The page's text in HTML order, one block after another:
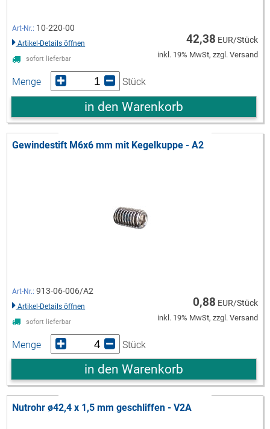
Art-Nr.: 10-220-00
Artikel-Details öffnen
sofort lieferbar
42,38 EUR/Stück
inkl. 19% MwSt, zzgl. Versand
Menge Stück
in den Warenkorb
Gewindestift M6x6 mm mit Kegelkuppe - A2
Art-Nr.: 913-06-006/A2
Artikel-Details öffnen
sofort lieferbar
0,88 EUR/Stück
inkl. 19% MwSt, zzgl. Versand
Menge Stück
in den Warenkorb
Nutrohr ø42,4 x 1,5 mm geschliffen - V2A